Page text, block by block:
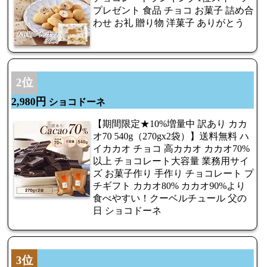
プレゼント 食品 チョコ お菓子 詰め合
わせ お礼 贈り物 洋菓子 ありがとう
2位
2,980円 ショコドーネ
【期間限定★10%増量中 訳あり カカ
オ70 540g（270gx2袋）】送料無料 ハ
イカカオ チョコ 高カカオ カカオ70%
以上 チョコレート大容量 業務用サイ
ズ お菓子作り 手作り チョコレート プ
チギフト カカオ80% カカオ90%より
食べやすい！クーベルチュール 父の
日 ショコドーネ
3位